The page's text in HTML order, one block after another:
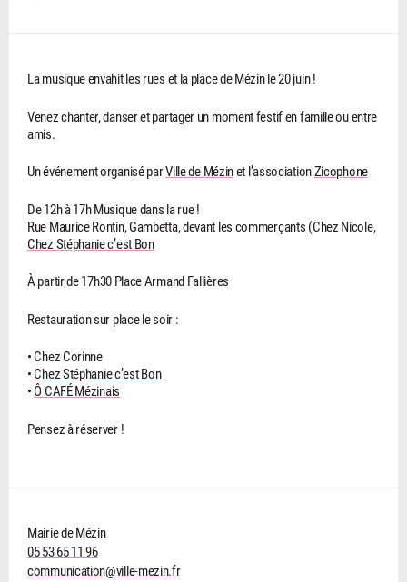
La musique envahit les rues et la place de Mézin le 20 juin !
Venez chanter, danser et partager un moment festif en famille ou entre
amis.
Un événement organisé parVille de Mézinet l’associationZicophone
De 12h à 17h Musique dans la rue !
Rue Maurice Rontin, Gambetta, devant les commerçants (Chez Nicole,
Chez Stéphanie c’est Bon
À partir de 17h30 Place Armand Fallières
Restauration sur place le soir :
• Chez Corinne
• Chez Stéphanie c’est Bon
• Ô CAFÉ Mézinais
Pensez à réserver !
Mairie de Mézin
05 53 65 11 96
communication@ville-mezin.fr